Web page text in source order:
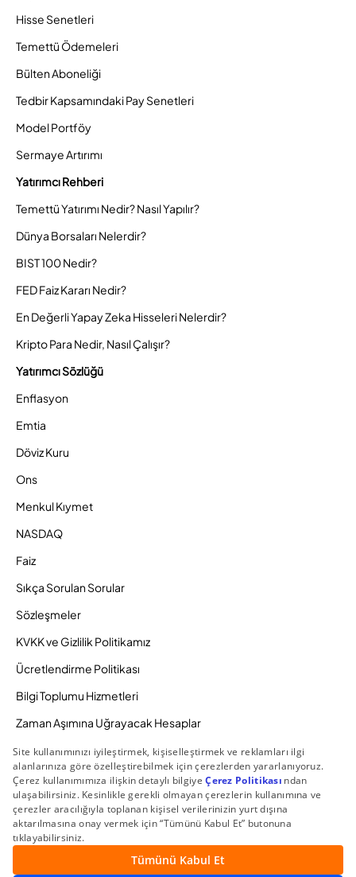
Hisse Senetleri
Temettü Ödemeleri
Bülten Aboneliği
Tedbir Kapsamındaki Pay Senetleri
Model Portföy
Sermaye Artırımı
Yatırımcı Rehberi
Temettü Yatırımı Nedir? Nasıl Yapılır?
Dünya Borsaları Nelerdir?
BIST 100 Nedir?
FED Faiz Kararı Nedir?
En Değerli Yapay Zeka Hisseleri Nelerdir?
Kripto Para Nedir, Nasıl Çalışır?
Yatırımcı Sözlüğü
Enflasyon
Emtia
Döviz Kuru
Ons
Menkul Kıymet
NASDAQ
Faiz
Sıkça Sorulan Sorular
Sözleşmeler
KVKK ve Gizlilik Politikamız
Ücretlendirme Politikası
Bilgi Toplumu Hizmetleri
Zaman Aşımına Uğrayacak Hesaplar
Duyurular ve Kampanyalar
© 2026 Gedik Yatırım Menkul Değerler AŞ. Tüm Hakları